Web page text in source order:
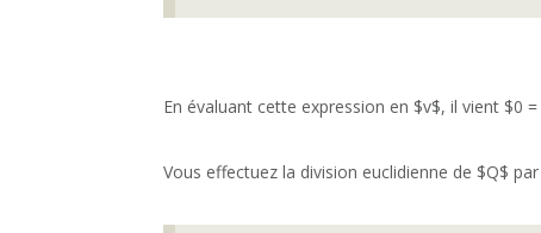
En évaluant cette expression en $v$, il vient $0 =
Vous effectuez la division euclidienne de $Q$